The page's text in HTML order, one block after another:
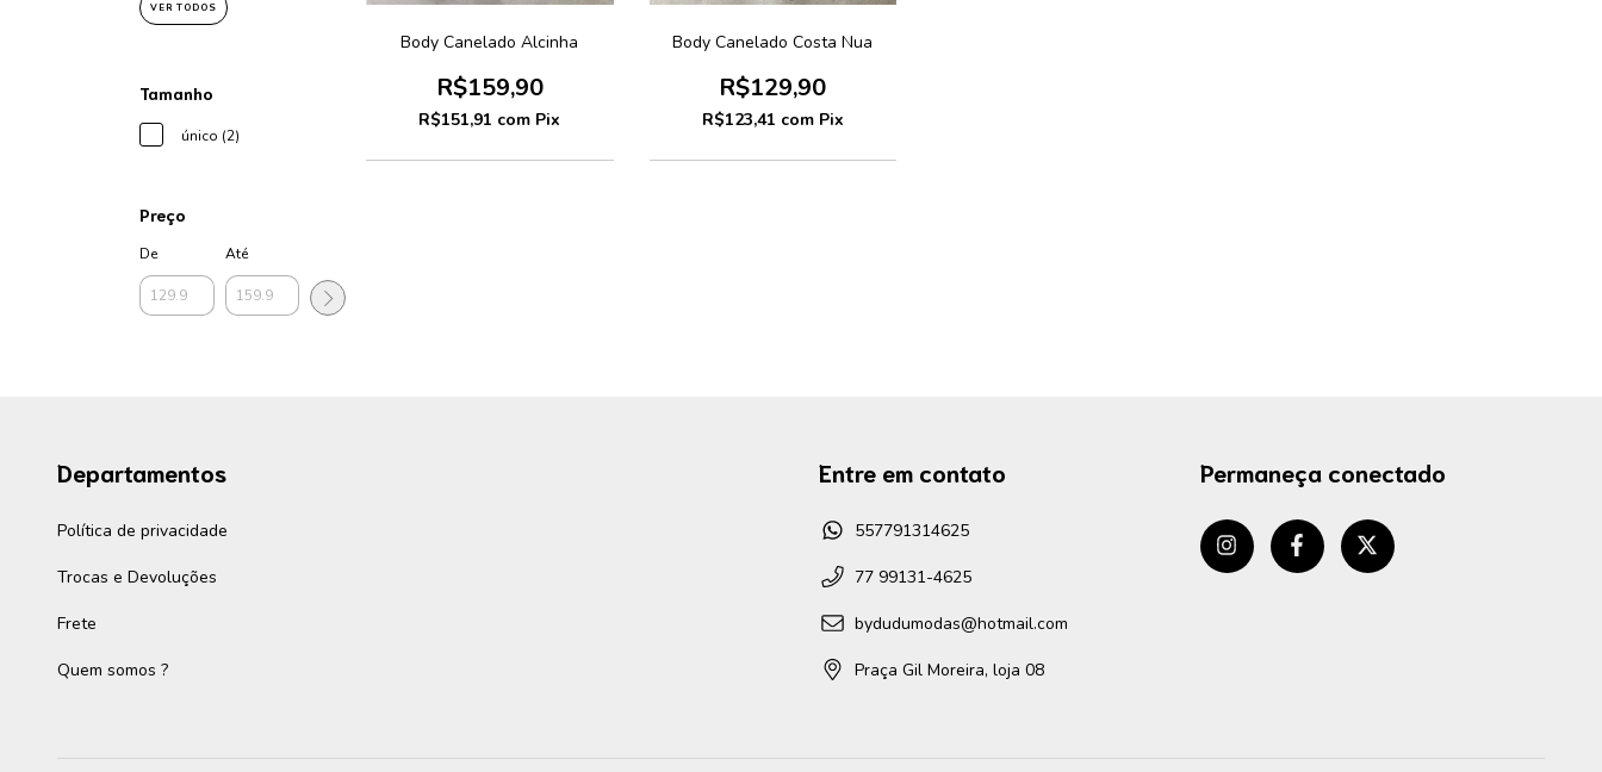
VER TODOS
Tamanho
único (2)
Preço
De Até
Body Canelado Alcinha
R$159,90
R$151,91 com Pix
Body Canelado Costa Nua
R$129,90
R$123,41 com Pix
Departamentos
Política de privacidade
Trocas e Devoluções
Frete
Quem somos ?
Entre em contato
557791314625
77 99131-4625
bydudumodas@hotmail.com
Praça Gil Moreira, loja 08
Permaneça conectado